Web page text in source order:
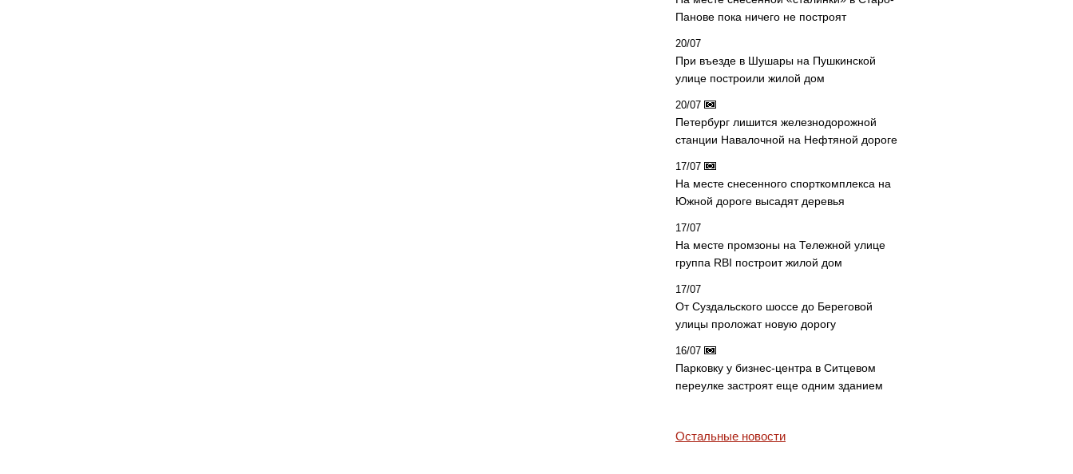
Панове пока ничего не построят
20/07
При въезде в Шушары на Пушкинской
улице построили жилой дом
20/07
Петербург лишится железнодорожной
станции Навалочной на Нефтяной дороге
17/07
На месте снесенного спорткомплекса на
Южной дороге высадят деревья
17/07
На месте промзоны на Тележной улице
группа RBI построит жилой дом
17/07
От Суздальского шоссе до Береговой
улицы проложат новую дорогу
16/07
Парковку у бизнес-центра в Ситцевом
переулке застроят еще одним зданием
Остальные новости